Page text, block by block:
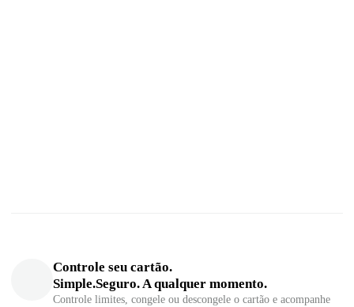
Controle seu cartão.
Simple.Seguro. A qualquer momento.
Controle limites, congele ou descongele o cartão e acompanhe